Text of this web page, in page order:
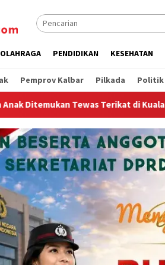
OLAHRAGA PENDIDIKAN KESEHATAN
Pemprov Kalbar Pilkada Politik
Behe Landak, Polisi Selidiki Kasusnya